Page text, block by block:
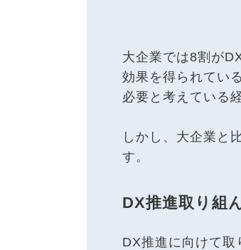
大企業では8割が
効果を得られてい
必要と考えている
しかし、大企業と
す。
DX推進取り組
DX推進に向けて取